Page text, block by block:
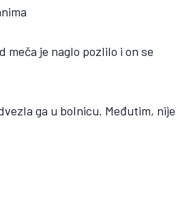
meča je naglo pozlilo i on se
ga u bolnicu. Međutim, nije